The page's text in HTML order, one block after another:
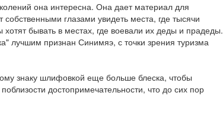
она интересна. Она дает материал для
глазами увидеть места, где тысячи
бывать в местах, где воевали их деды и прадеды.
лучшим признан Синимяэ, с точки зрения туризма
знаку шлифовкой еще больше блеска, чтобы
достопримечательности, что до сих пор